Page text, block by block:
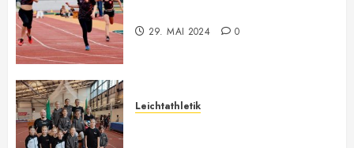
29. MAI 2024 0
Leichtathletik